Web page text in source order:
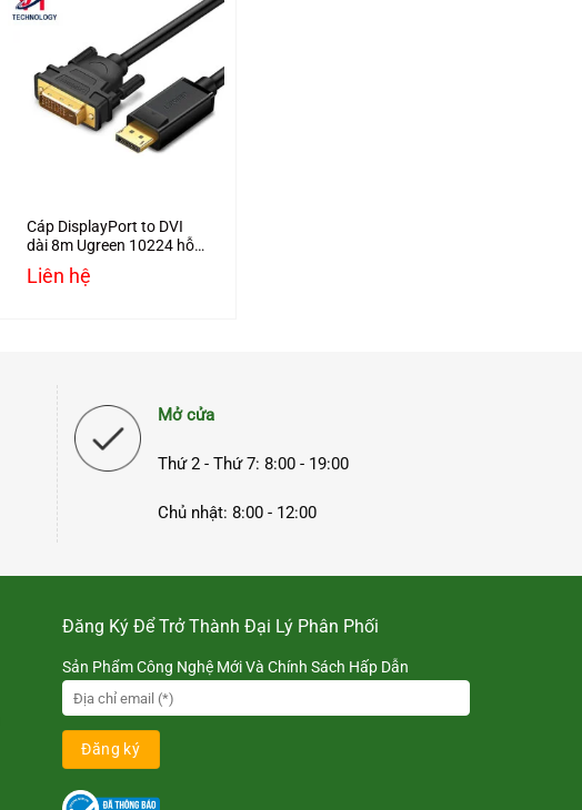
Cáp DisplayPort to DVI
dài 8m Ugreen 10224 hỗ
trợ Full HD1080
Liên hệ
Mở cửa
Thứ 2 - Thứ 7: 8:00 - 19:00
Chủ nhật: 8:00 - 12:00
Đăng Ký Để Trở Thành Đại Lý Phân Phối
Sản Phẩm Công Nghệ Mới Và Chính Sách Hấp Dẫn